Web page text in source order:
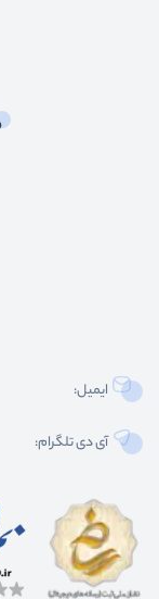
ایمیل:
آی دی تلگرام: